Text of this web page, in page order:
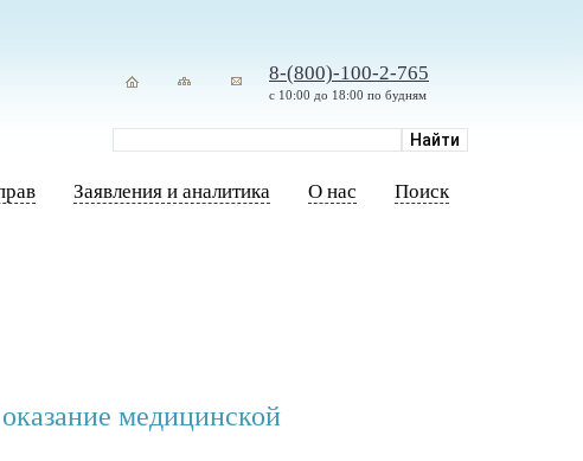
8-(800)-100-2-765
с 10:00 до 18:00 по будням
Заявления и аналитика О нас Поиск
медицинской